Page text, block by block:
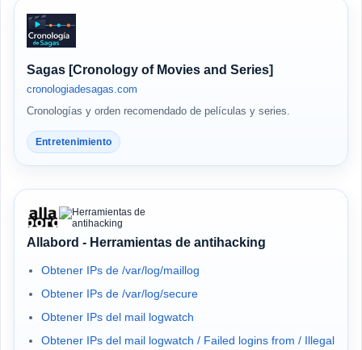
Sagas [Cronology of Movies and Series]
cronologiadesagas.com
Cronologías y orden recomendado de películas y series.
Entretenimiento
Allabord - Herramientas de antihacking
Obtener IPs de /var/log/maillog
Obtener IPs de /var/log/secure
Obtener IPs del mail logwatch
Obtener IPs del mail logwatch / Failed logins from / Illegal